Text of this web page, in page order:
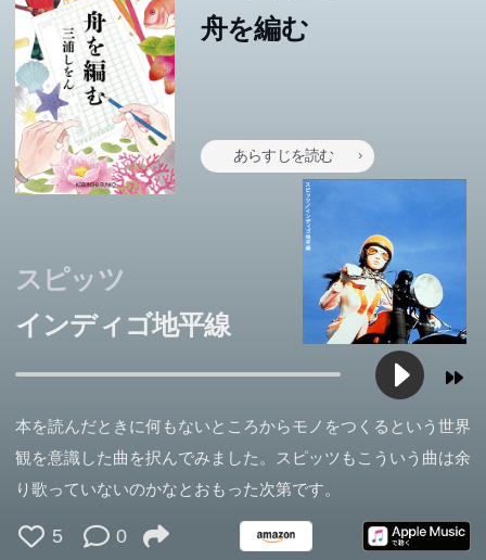
舟を編む
あらすじを読む
スピッツ
インディゴ地平線
本を読んだときに何もないところからモノをつくるという世界
観を意識した曲を択んでみました。スピッツもこういう曲は余
り歌っていないのかなとおもった次第です。
5 0